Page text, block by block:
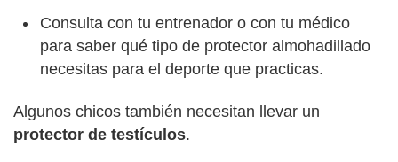
Consulta con tu entrenador o con tu médico
para saber qué tipo de protector almohadillado
necesitas para el deporte que practicas.
Algunos chicos también necesitan llevar un
protector de testículos.